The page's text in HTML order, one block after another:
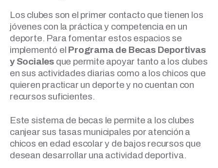
Los clubes son el primer contacto que tienen los
jóvenes con la práctica y competencia en un
deporte. Para fomentar estos espacios se
implementó el Programa de Becas Deportivas
y Sociales que permite apoyar tanto a los clubes
en sus actividades diarias como a los chicos que
quieren practicar un deporte y no cuentan con
recursos suficientes.
Este sistema de becas le permite a los clubes
canjear sus tasas municipales por atención a
chicos en edad escolar y de bajos recursos que
desean desarrollar una actividad deportiva.